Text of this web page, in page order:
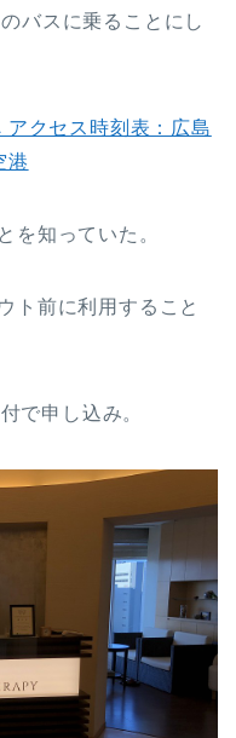
バスに乗ることにし
クセス時刻表：広島
港
を知っていた。
ト前に利用すること
で申し込み。